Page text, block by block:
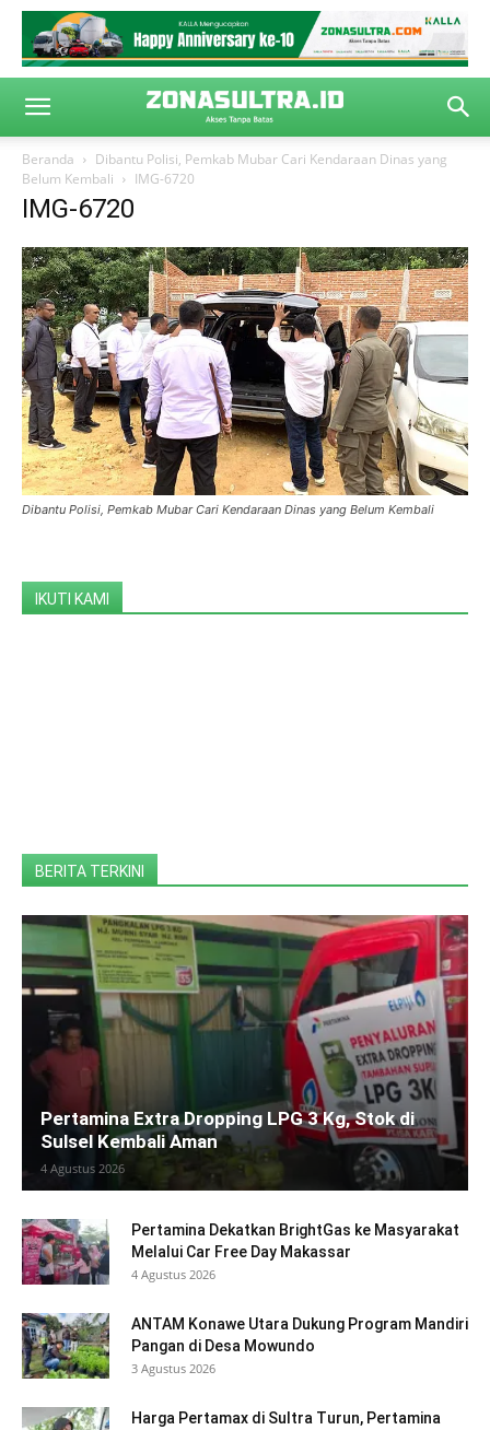
Beranda
Dibantu Polisi, Pemkab Mubar Cari Kendaraan Dinas yang
Belum Kembali
IMG-6720
IMG-6720
Dibantu Polisi, Pemkab Mubar Cari Kendaraan Dinas yang Belum Kembali
IKUTI KAMI
BERITA TERKINI
Pertamina Extra Dropping LPG 3 Kg, Stok di
Sulsel Kembali Aman
4 Agustus 2026
Pertamina Dekatkan BrightGas ke Masyarakat
Melalui Car Free Day Makassar
4 Agustus 2026
ANTAM Konawe Utara Dukung Program Mandiri
Pangan di Desa Mowundo
3 Agustus 2026
Harga Pertamax di Sultra Turun, Pertamina